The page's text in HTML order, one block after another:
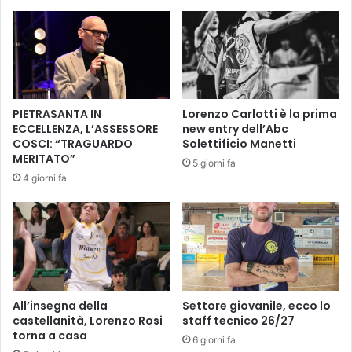
o
d
e
l
M
e
e
i
n
g
N
a
z
i
o
n
a
I
S
P
u
l
o
n
d
a
l
i
e
P
u
PIETRASANTA IN
ECCELLENZA, L’ASSESSORE
COSCI: “TRAGUARDO
MERITATO”
4 giorni fa
Lorenzo Carlotti è la prima
new entry dell’Abc
Solettificio Manetti
5 giorni fa
All’insegna della
castellanità, Lorenzo Rosi
torna a casa
Settore giovanile, ecco lo
staff tecnico 26/27
6 giorni fa